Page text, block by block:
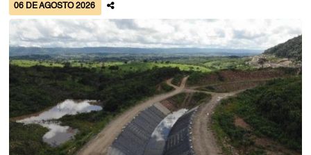
06 DE AGOSTO 2026